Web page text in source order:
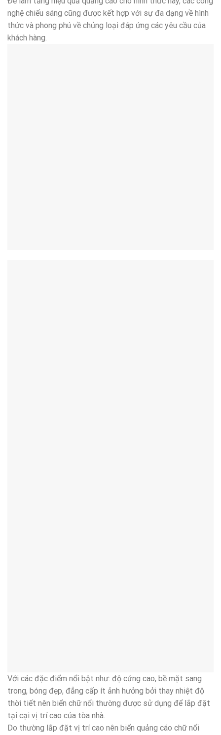
nghệ chiếu sáng cũng được kết hợp với sự đa dạng về hình
thức và phong phú về chủng loại đáp ứng các yêu cầu của
khách hàng.
Với các đặc điểm nổi bật như: độ cứng cao, bề mặt sang
trong, bóng đẹp, đẳng cấp ít ảnh hưởng bởi thay nhiệt độ
thời tiết nên biển chữ nổi thường được sử dụng để lắp đặt
tại cại vị trí cao của tòa nhà.
Do thường lắp đặt vị trí cao nên biển quảng cáo chữ nổi